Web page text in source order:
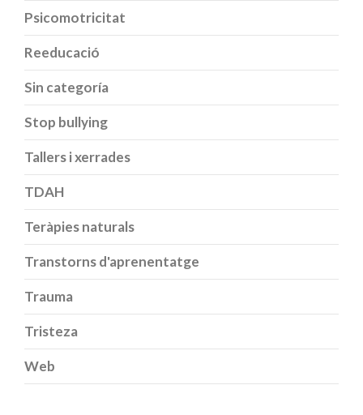
Psicomotricitat
Reeducació
Sin categoría
Stop bullying
Tallers i xerrades
TDAH
Teràpies naturals
Transtorns d'aprenentatge
Trauma
Tristeza
Web